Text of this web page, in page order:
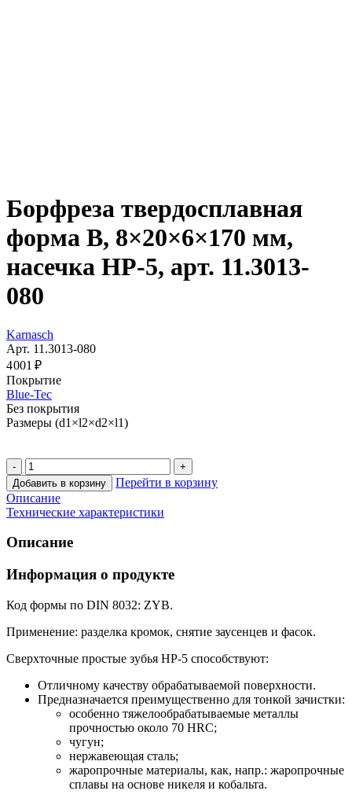
Борфреза твердосплавная
форма B, 8×20×6×170 мм,
насечка HP-5, арт. 11.3013-
080
Karnasch
Арт. 11.3013-080
4 001 ₽
Покрытие
Blue-Tec
Без покрытия
Размеры (d1×l2×d2×l1)
Добавить в корзину
Перейти в корзину
Описание
Технические характеристики
Описание
Информация о продукте
Код формы по DIN 8032: ZYB.
Применение: разделка кромок, снятие заусенцев и фасок.
Сверхточные простые зубья HP-5 способствуют:
Отличному качеству обрабатываемой поверхности.
Предназначается преимущественно для тонкой зачистки:
особенно тяжелообрабатываемые металлы
прочностью около 70 HRC;
чугун;
нержавеющая сталь;
жаропрочные материалы, как, напр.: жаропрочные
сплавы на основе никеля и кобальта.